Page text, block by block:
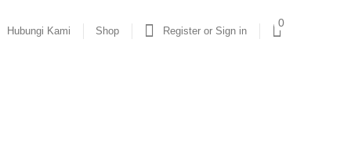
Hubungi Kami Shop Register or Sign in
0